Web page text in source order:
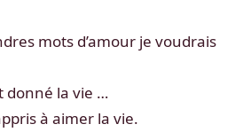
mots d’amour je voudrais
donné la vie …
à aimer la vie.